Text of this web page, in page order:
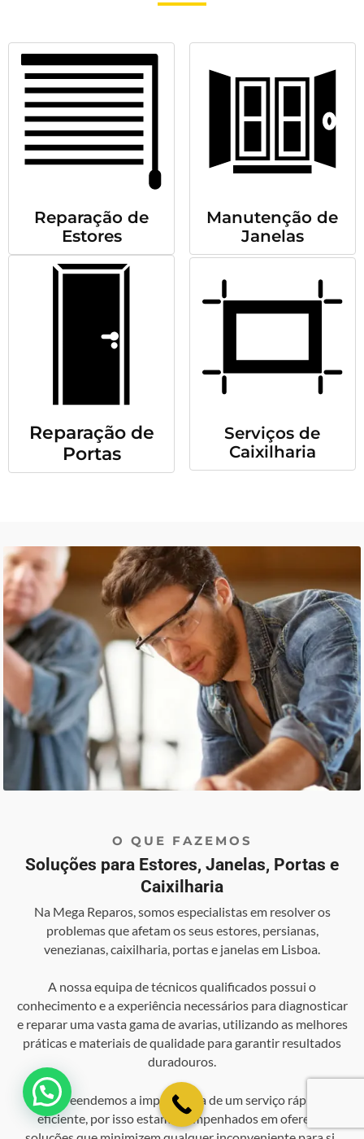
Reparação de
Estores
Manutenção de
Janelas
Reparação de
Portas
Serviços de
Caixilharia
O QUE FAZEMOS
Soluções para Estores, Janelas, Portas e
Caixilharia
Na Mega Reparos, somos especialistas em resolver os
problemas que afetam os seus estores, persianas,
venezianas, caixilharia, portas e janelas em Lisboa.
A nossa equipa de técnicos qualificados possui o
conhecimento e a experiência necessários para diagnosticar
e reparar uma vasta gama de avarias, utilizando as melhores
práticas e materiais de qualidade para garantir resultados
duradouros.
Compreendemos a importância de um serviço rápido e
eficiente, por isso estamos empenhados em oferecer
💬 Como podemos ajudar?